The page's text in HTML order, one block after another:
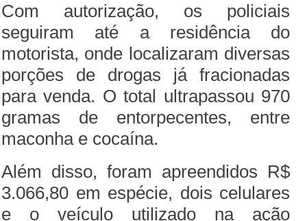
Com autorização, os policiais
seguiram até a residência do
motorista, onde localizaram diversas
porções de drogas já fracionadas
para venda. O total ultrapassou 970
gramas de entorpecentes, entre
maconha e cocaína.
Além disso, foram apreendidos R$
3.066,80 em espécie, dois celulares
e o veículo utilizado na ação